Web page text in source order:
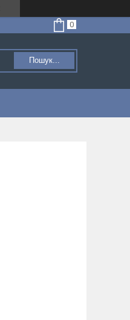
Пошук...